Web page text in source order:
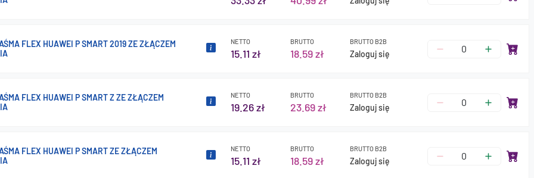
FLEX HUAWEI P SMART 2019 ZE ZŁĄCZEM
NETTO
15.11 zł
BRUTTO
18.59 zł
BRUTTO B2B
Zaloguj się
FLEX HUAWEI P SMART Z ZE ZŁĄCZEM
NETTO
19.26 zł
BRUTTO
23.69 zł
BRUTTO B2B
Zaloguj się
FLEX HUAWEI P SMART ZE ZŁĄCZEM
NETTO
15.11 zł
BRUTTO
18.59 zł
BRUTTO B2B
Zaloguj się